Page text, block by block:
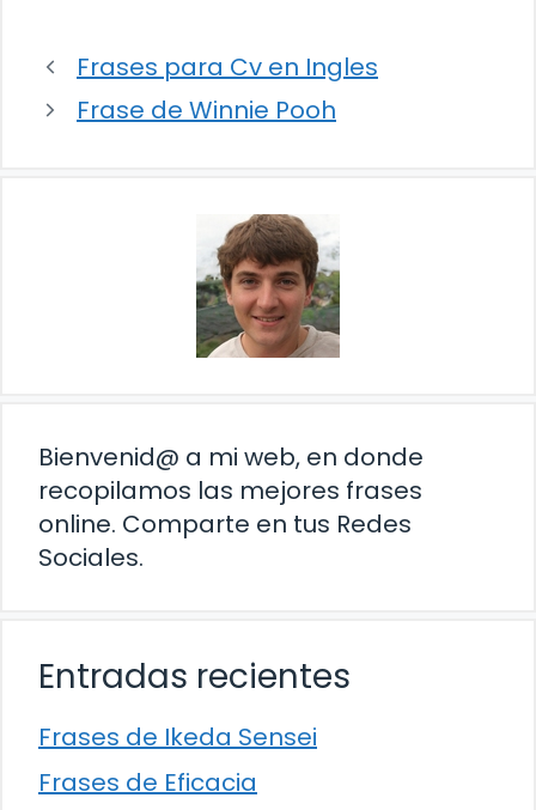
Frases para Cv en Ingles
Frase de Winnie Pooh
Bienvenid@ a mi web, en donde
recopilamos las mejores frases
online. Comparte en tus Redes
Sociales.
Entradas recientes
Frases de Ikeda Sensei
Frases de Eficacia